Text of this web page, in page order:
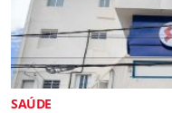
SAÚDE